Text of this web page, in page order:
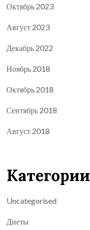
Октябрь 2023
Август 2023
Декабрь 2022
Ноябрь 2018
Октябрь 2018
Сентябрь 2018
Август 2018
Категории
Uncategorised
Диеты